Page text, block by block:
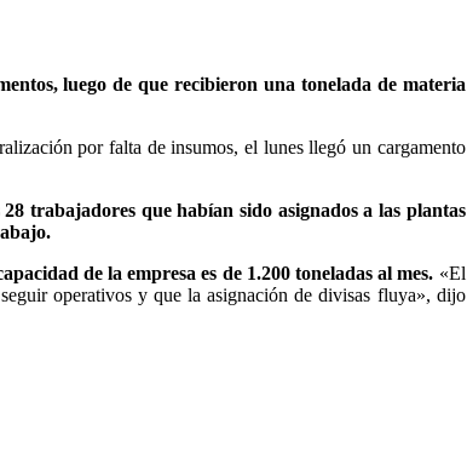
luego de que recibieron una tonelada de materia
por falta de insumos, el lunes llegó un cargamento
trabajadores que habían sido asignados a las plantas
de la empresa es de 1.200 toneladas al mes. «El
operativos y que la asignación de divisas fluya», dijo